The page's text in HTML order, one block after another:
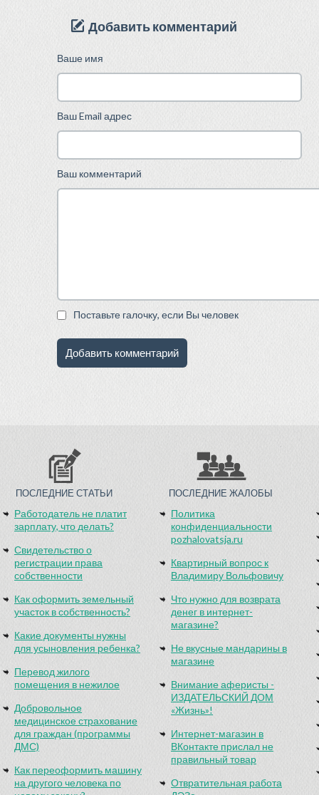
Добавить комментарий
Ваше имя
Ваш Email адрес
Ваш комментарий
Поставьте галочку, если Вы человек
ПОСЛЕДНИЕ СТАТЬИ
Работодатель не платит
зарплату, что делать?
Свидетельство о
регистрации права
собственности
Как оформить земельный
участок в собственность?
Какие документы нужны
для усыновления ребенка?
Перевод жилого
помещения в нежилое
Добровольное
медицинское страхование
для граждан (программы
ДМС)
Как переоформить машину
на другого человека по
ПОСЛЕДНИЕ ЖАЛОБЫ
Политика
конфиденциальности
pozhalovatsja.ru
Квартирный вопрос к
Владимиру Вольфовичу
Что нужно для возврата
денег в интернет-
магазине?
Не вкусные мандарины в
магазине
Внимание аферисты -
ИЗДАТЕЛЬСКИЙ ДОМ
«Жизнь»!
Интернет-магазин в
ВКонтакте прислал не
правильный товар
Отвратительная работа